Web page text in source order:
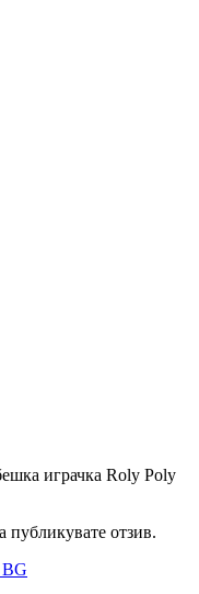
играчка Roly Poly
публикувате отзив.